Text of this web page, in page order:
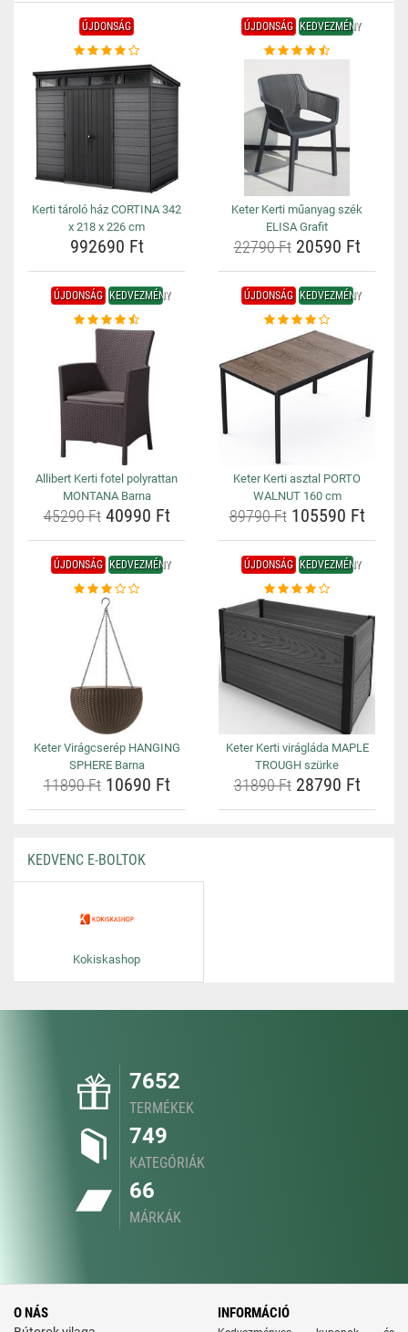
ÚJDONSÁG
Kerti tároló ház CORTINA 342
x 218 x 226 cm
992690 Ft
ÚJDONSÁG KEDVEZMÉNY
Keter Kerti műanyag szék
ELISA Grafit
22790 Ft20590 Ft
ÚJDONSÁG KEDVEZMÉNY
Allibert Kerti fotel polyrattan
MONTANA Barna
45290 Ft40990 Ft
ÚJDONSÁG KEDVEZMÉNY
Keter Kerti asztal PORTO
WALNUT 160 cm
89790 Ft105590 Ft
ÚJDONSÁG KEDVEZMÉNY
Keter Virágcserép HANGING
SPHERE Barna
11890 Ft10690 Ft
ÚJDONSÁG KEDVEZMÉNY
Keter Kerti virágláda MAPLE
TROUGH szürke
31890 Ft28790 Ft
KEDVENC E-BOLTOK
Kokiskashop
7652
TERMÉKEK
749
KATEGÓRIÁK
66
MÁRKÁK
O NÁS INFORMÁCIÓ